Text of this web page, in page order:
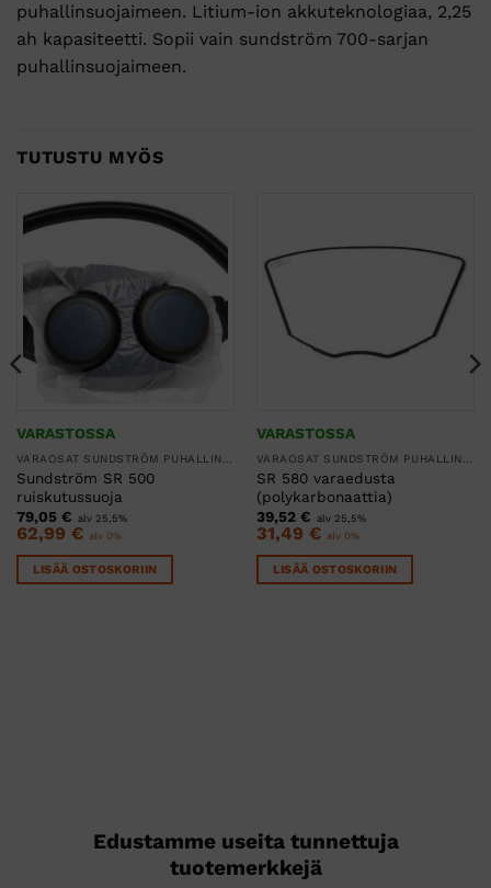
puhallinsuojaimeen. Litium-ion akkuteknologiaa, 2,25
ah kapasiteetti. Sopii vain sundström 700-sarjan
puhallinsuojaimeen.
TUTUSTU MYÖS
VARASTOSSA
Sundström SR 500
ruiskutussuoja
79,05 € alv 25,5%
62,99 € alv 0%
LISÄÄ OSTOSKORIIN
VARASTOSSA
SR 580 varaedusta
(polykarbonaattia)
39,52 € alv 25,5%
31,49 € alv 0%
LISÄÄ OSTOSKORIIN
Edustamme useita tunnettuja
tuotemerkkejä